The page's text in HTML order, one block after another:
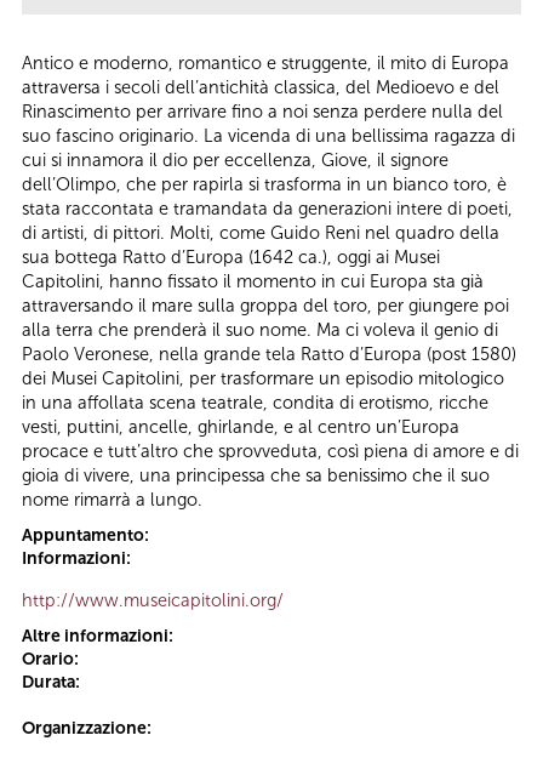
Antico e moderno, romantico e struggente, il mito di Europa
attraversa i secoli dell’antichità classica, del Medioevo e del
Rinascimento per arrivare fino a noi senza perdere nulla del
suo fascino originario. La vicenda di una bellissima ragazza di
cui si innamora il dio per eccellenza, Giove, il signore
dell’Olimpo, che per rapirla si trasforma in un bianco toro, è
stata raccontata e tramandata da generazioni intere di poeti,
di artisti, di pittori. Molti, come Guido Reni nel quadro della
sua bottega Ratto d’Europa (1642 ca.), oggi ai Musei
Capitolini, hanno fissato il momento in cui Europa sta già
attraversando il mare sulla groppa del toro, per giungere poi
alla terra che prenderà il suo nome. Ma ci voleva il genio di
Paolo Veronese, nella grande tela Ratto d’Europa (post 1580)
dei Musei Capitolini, per trasformare un episodio mitologico
in una affollata scena teatrale, condita di erotismo, ricche
vesti, puttini, ancelle, ghirlande, e al centro un’Europa
procace e tutt’altro che sprovveduta, così piena di amore e di
gioia di vivere, una principessa che sa benissimo che il suo
nome rimarrà a lungo.
Appuntamento:
Informazioni:
http://www.museicapitolini.org/
Altre informazioni:
Orario:
Durata:
Organizzazione: